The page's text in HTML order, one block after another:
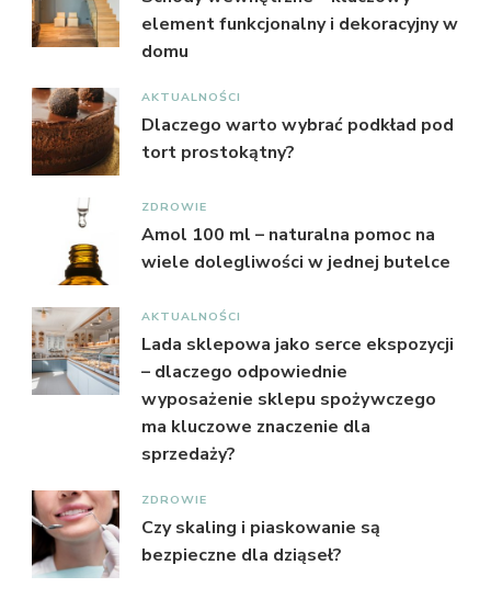
element funkcjonalny i dekoracyjny w
domu
AKTUALNOŚCI
Dlaczego warto wybrać podkład pod
tort prostokątny?
ZDROWIE
Amol 100 ml – naturalna pomoc na
wiele dolegliwości w jednej butelce
AKTUALNOŚCI
Lada sklepowa jako serce ekspozycji
– dlaczego odpowiednie
wyposażenie sklepu spożywczego
ma kluczowe znaczenie dla
sprzedaży?
ZDROWIE
Czy skaling i piaskowanie są
bezpieczne dla dziąseł?